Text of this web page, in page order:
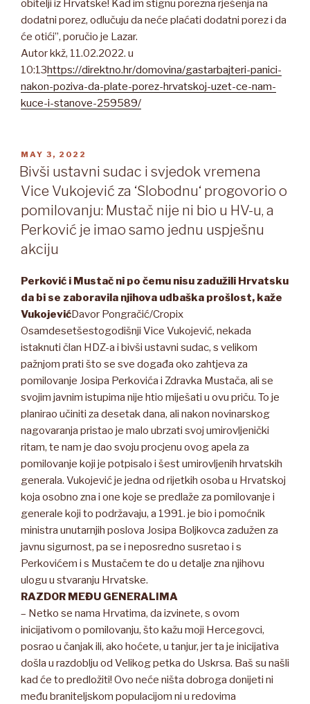
obitelji iz Hrvatske! Kad im stignu porezna rješenja na
dodatni porez, odlučuju da neće plaćati dodatni porez i da
će otići”, poručio je Lazar.
Autor kkž, 11.02.2022. u
10:13https://direktno.hr/domovina/gastarbajteri-panici-
nakon-poziva-da-plate-porez-hrvatskoj-uzet-ce-nam-
kuce-i-stanove-259589/
POSTED
ON
MAY 3, 2022
Bivši ustavni sudac i svjedok vremena
Vice Vukojević za ‘Slobodnu‘ progovorio o
pomilovanju: Mustač nije ni bio u HV-u, a
Perković je imao samo jednu uspješnu
akciju
Perković i Mustač ni po čemu nisu zadužili Hrvatsku
da bi se zaboravila njihova udbaška prošlost, kaže
VukojevićDavor Pongračić/Cropix
Osamdesetšestogodišnji Vice Vukojević, nekada
istaknuti član HDZ-a i bivši ustavni sudac, s velikom
pažnjom prati što se sve događa oko zahtjeva za
pomilovanje Josipa Perkovića i Zdravka Mustača, ali se
svojim javnim istupima nije htio miješati u ovu priču. To je
planirao učiniti za desetak dana, ali nakon novinarskog
nagovaranja pristao je malo ubrzati svoj umirovljenički
ritam, te nam je dao svoju procjenu ovog apela za
pomilovanje koji je potpisalo i šest umirovljenih hrvatskih
generala. Vukojević je jedna od rijetkih osoba u Hrvatskoj
koja osobno zna i one koje se predlaže za pomilovanje i
generale koji to podržavaju, a 1991. je bio i pomoćnik
ministra unutarnjih poslova Josipa Boljkovca zadužen za
javnu sigurnost, pa se i neposredno susretao i s
Perkovićem i s Mustačem te do u detalje zna njihovu
ulogu u stvaranju Hrvatske.
RAZDOR MEĐU GENERALIMA
– Netko se nama Hrvatima, da izvinete, s ovom
inicijativom o pomilovanju, što kažu moji Hercegovci,
posrao u čanjak ili, ako hoćete, u tanjur, jer ta je inicijativa
došla u razdoblju od Velikog petka do Uskrsa. Baš su našli
kad će to predložiti! Ovo neće ništa dobroga donijeti ni
među braniteljskom populacijom ni u redovima